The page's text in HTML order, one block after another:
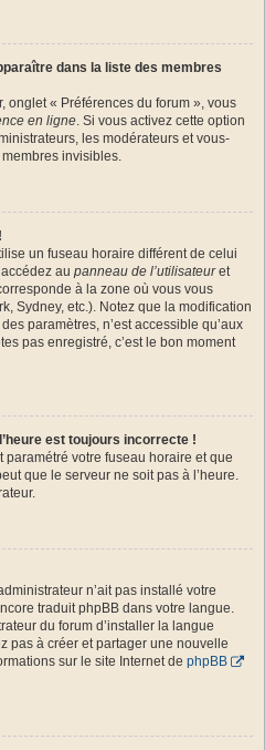
dans la liste des membres
onglet « Préférences du forum », vous
en ligne. Si vous activez cette option
les modérateurs et vous-
invisibles.
un fuseau horaire différent de celui
au panneau de l’utilisateuret
à la zone où vous vous
Sydney, etc.). Notez que la modification
paramètres, n’est accessible qu’aux
pas enregistré, c’est le bon moment
est toujours incorrecte !
paramétré votre fuseau horaire et que
que le serveur ne soit pas à l’heure.
n’ait pas installé votre
traduit phpBB dans votre langue.
du forum d’installer la langue
pas à créer et partager une nouvelle
sur le site Internet de phpBB